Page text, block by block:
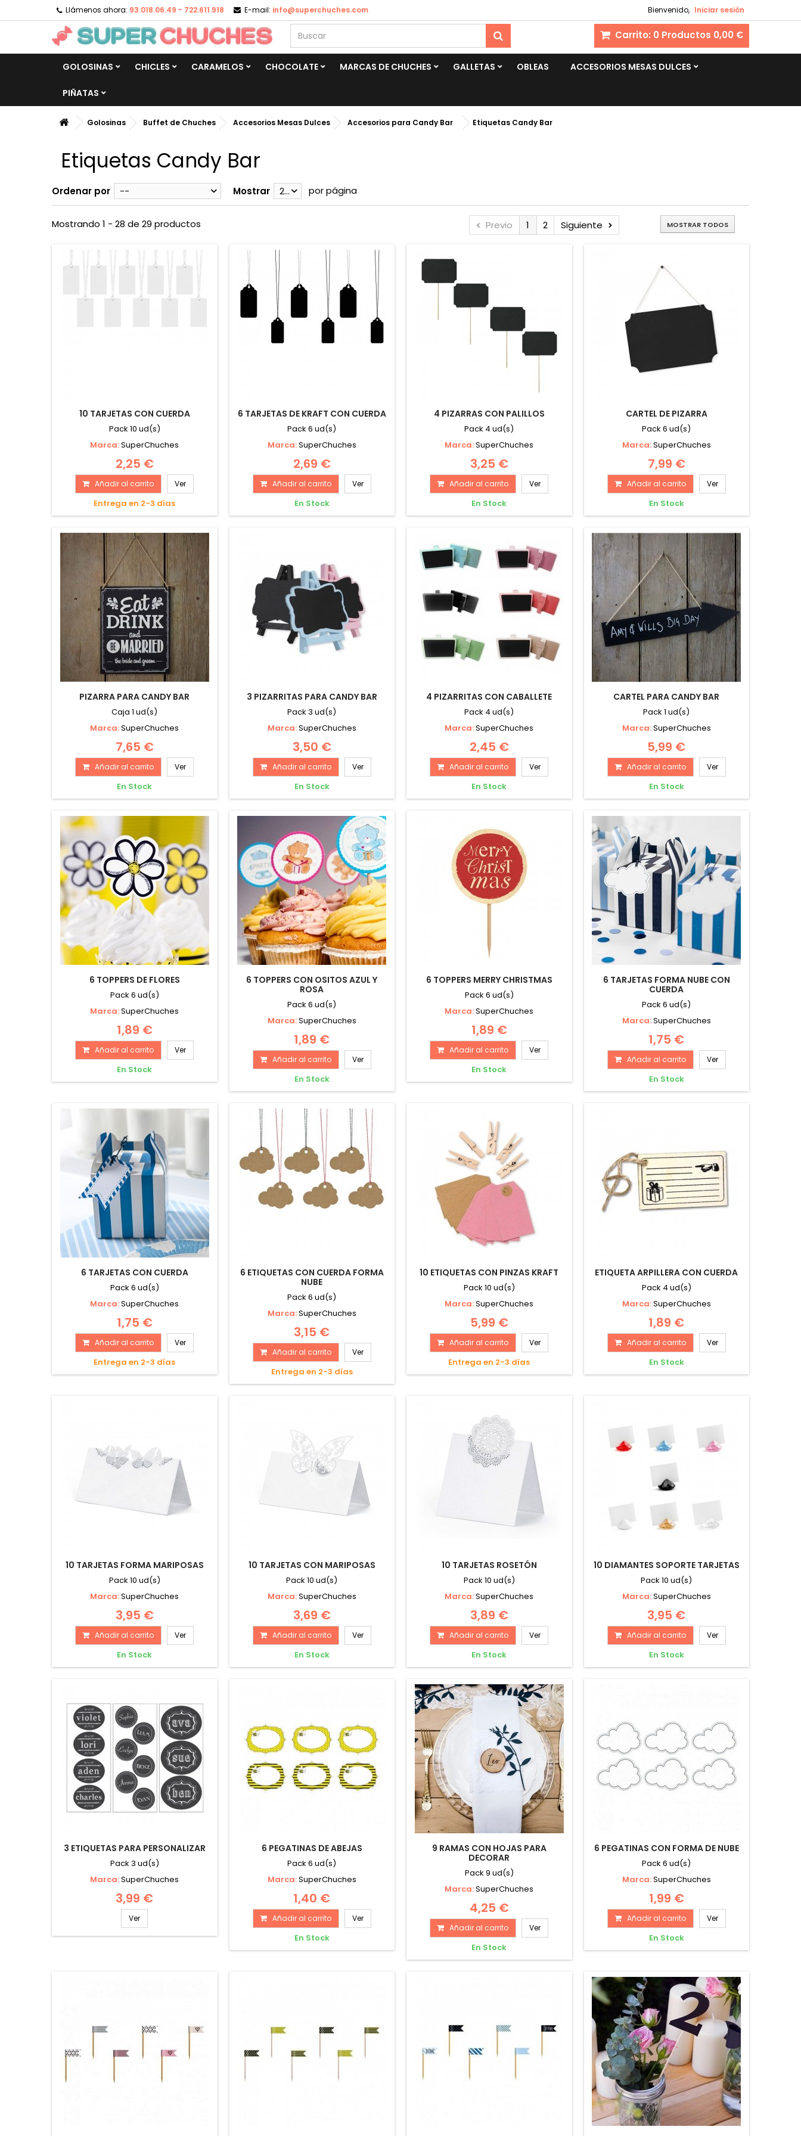
Bienvenido, Iniciar sesión
Llámenos ahora: 93.018.06.49 - 722.611.918 E-mail: info@superchuches.com
Carrito: 0 Productos 0,00 €
GOLOSINAS CHICLES CARAMELOS CHOCOLATE MARCAS DE CHUCHES GALLETAS OBLEAS ACCESORIOS MESAS DULCES
PIÑATAS
Golosinas Buffet de Chuches Accesorios Mesas Dulces Accesorios para Candy Bar Etiquetas Candy Bar
Etiquetas Candy Bar
Ordenar por -- Mostrar 28 por página
Previo 1 2 Siguiente MOSTRAR TODOS
Mostrando 1 - 28 de 29 productos
10 TARJETAS CON CUERDA
Pack 10 ud(s)
Marca:SuperChuches
2,25 €
Añadir al carrito Ver
Entrega en 2-3 días
6 TARJETAS DE KRAFT CON CUERDA
Pack 6 ud(s)
Marca:SuperChuches
2,69 €
Añadir al carrito Ver
En Stock
4 PIZARRAS CON PALILLOS
Pack 4 ud(s)
Marca:SuperChuches
3,25 €
Añadir al carrito Ver
En Stock
CARTEL DE PIZARRA
Pack 6 ud(s)
Marca:SuperChuches
7,99 €
Añadir al carrito Ver
En Stock
PIZARRA PARA CANDY BAR
Caja 1 ud(s)
Marca:SuperChuches
7,65 €
Añadir al carrito Ver
En Stock
3 PIZARRITAS PARA CANDY BAR
Pack 3 ud(s)
Marca:SuperChuches
3,50 €
Añadir al carrito Ver
En Stock
4 PIZARRITAS CON CABALLETE
Pack 4 ud(s)
Marca:SuperChuches
2,45 €
Añadir al carrito Ver
En Stock
CARTEL PARA CANDY BAR
Pack 1 ud(s)
Marca:SuperChuches
5,99 €
Añadir al carrito Ver
En Stock
6 TOPPERS DE FLORES
Pack 6 ud(s)
Marca:SuperChuches
1,89 €
Añadir al carrito Ver
En Stock
6 TOPPERS CON OSITOS AZUL Y
ROSA
Pack 6 ud(s)
Marca:SuperChuches
1,89 €
Añadir al carrito Ver
En Stock
6 TOPPERS MERRY CHRISTMAS
Pack 6 ud(s)
Marca:SuperChuches
1,89 €
Añadir al carrito Ver
En Stock
6 TARJETAS FORMA NUBE CON
CUERDA
Pack 6 ud(s)
Marca:SuperChuches
1,75 €
Añadir al carrito Ver
En Stock
6 TARJETAS CON CUERDA
Pack 6 ud(s)
Marca:SuperChuches
1,75 €
Añadir al carrito Ver
Entrega en 2-3 días
6 ETIQUETAS CON CUERDA FORMA
NUBE
Pack 6 ud(s)
Marca:SuperChuches
3,15 €
Añadir al carrito Ver
Entrega en 2-3 días
10 ETIQUETAS CON PINZAS KRAFT
Pack 10 ud(s)
Marca:SuperChuches
5,99 €
Añadir al carrito Ver
Entrega en 2-3 días
ETIQUETA ARPILLERA CON CUERDA
Pack 4 ud(s)
Marca:SuperChuches
1,89 €
Añadir al carrito Ver
En Stock
10 TARJETAS FORMA MARIPOSAS
Pack 10 ud(s)
Marca:SuperChuches
3,95 €
Añadir al carrito Ver
En Stock
10 TARJETAS CON MARIPOSAS
Pack 10 ud(s)
Marca:SuperChuches
3,69 €
Añadir al carrito Ver
En Stock
10 TARJETAS ROSETÓN
Pack 10 ud(s)
Marca:SuperChuches
3,89 €
Añadir al carrito Ver
En Stock
10 DIAMANTES SOPORTE TARJETAS
Pack 10 ud(s)
Marca:SuperChuches
3,95 €
Añadir al carrito Ver
En Stock
3 ETIQUETAS PARA PERSONALIZAR
Pack 3 ud(s)
Marca:SuperChuches
3,99 €
Ver
6 PEGATINAS DE ABEJAS
Pack 6 ud(s)
Marca:SuperChuches
1,40 €
Añadir al carrito Ver
En Stock
9 RAMAS CON HOJAS PARA
DECORAR
Pack 9 ud(s)
Marca:SuperChuches
4,25 €
Añadir al carrito Ver
En Stock
6 PEGATINAS CON FORMA DE NUBE
Pack 6 ud(s)
Marca:SuperChuches
1,99 €
Añadir al carrito Ver
En Stock